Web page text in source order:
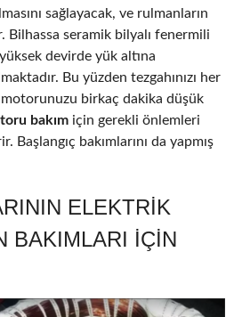
sağlayacak, ve rulmanların
Bilhassa seramik bilyalı fenermili
devirde yük altına
Bu yüzden tezgahınızı her
motorunuzu birkaç dakika düşük
bakım için gerekli önlemleri
Başlangıç bakımlarını da yapmış
ELEKTRIK
BAKIMLARI IÇIN